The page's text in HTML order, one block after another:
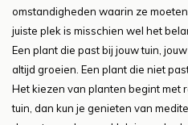
omstandigheden waarin ze
juiste plek is misschien wel het
Een plant die past bij jouw tuin,
altijd groeien. Een plant die niet
Het kiezen van planten begint met
tuin, dan kun je genieten van